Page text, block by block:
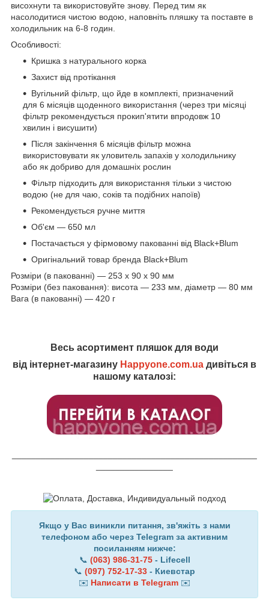
висохнути та використовуйте знову. Перед тим як
насолодитися чистою водою, наповніть пляшку та поставте в
холодильник на 6-8 годин.
Особливості:
Кришка з натурального корка
Захист від протікання
Вугільний фільтр, що йде в комплекті, призначений
для 6 місяців щоденного використання (через три місяці
фільтр рекомендується прокип'ятити впродовж 10
хвилин і висушити)
Після закінчення 6 місяців фільтр можна
використовувати як уловитель запахів у холодильнику
або як добриво для домашніх рослин
Фільтр підходить для використання тільки з чистою
водою (не для чаю, соків та подібних напоїв)
Рекомендується ручне миття
Об'єм — 650 мл
Постачається у фірмовому пакованні від Black+Blum
Оригінальний товар бренда Black+Blum
Розміри (в пакованні) — 253 x 90 x 90 мм
Розміри (без паковання): висота — 233 мм, діаметр — 80 мм
Вага (в пакованні) — 420 г
Весь асортимент пляшок для води
від інтернет-магазину Happyone.com.ua дивіться в
нашому каталозі:
Якщо у Вас виникли питання, зв'яжіть з нами
телефоном або через Telegram за активним
посиланням нижче:
📞 (063) 986-31-75- Lifecell
📞 (097) 752-17-33 - Киевстар
✉️ Написати в Telegram ✉️